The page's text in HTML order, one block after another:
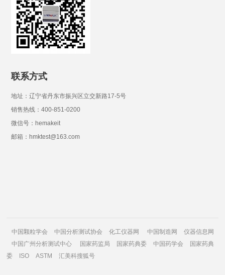
联系方式
地址：辽宁省丹东市振兴区立交新路17-5号
销售热线：400-851-0200
微信号：hemakeit
邮箱：hmktest@163.com
中国颗粒学会 中国分析测试协会 化工仪器网 中国制造网
仪器信息网
中国广州分析测试中心
国家药监局 国家药典委 中国药学会
国家药典
委
ISO ASTM 汇美科搜狐号